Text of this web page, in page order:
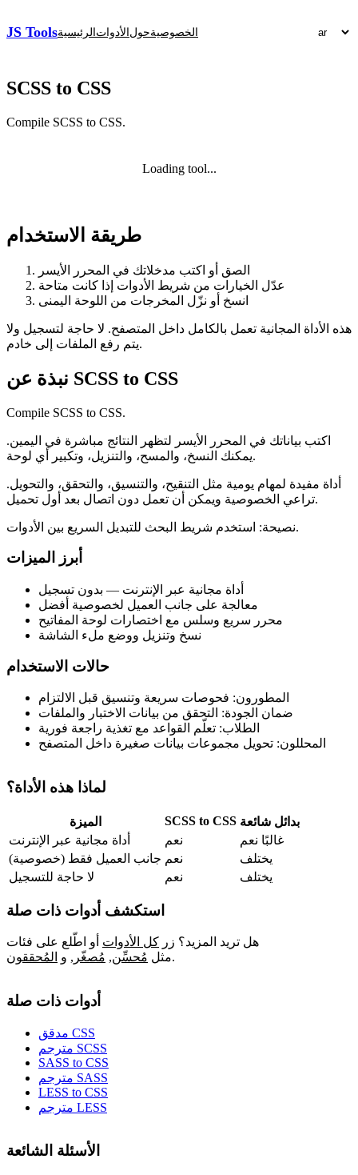
JS Toolsالرئيسية الأدوات حولالخصوصية
SCSS to CSS
Compile SCSS to CSS.
Loading tool...
طريقة الاستخدام
الصق أو اكتب مدخلاتك في المحرر الأيسر
عدّل الخيارات من شريط الأدوات إذا كانت متاحة
انسخ أو نزّل المخرجات من اللوحة اليمنى
هذه الأداة المجانية تعمل بالكامل داخل المتصفح. لا حاجة لتسجيل ولا
يتم رفع الملفات إلى خادم.
نبذة عن SCSS to CSS
Compile SCSS to CSS.
اكتب بياناتك في المحرر الأيسر لتظهر النتائج مباشرة في اليمين.
يمكنك النسخ، والمسح، والتنزيل، وتكبير أي لوحة.
أداة مفيدة لمهام يومية مثل التنقيح، والتنسيق، والتحقق، والتحويل.
تراعي الخصوصية ويمكن أن تعمل دون اتصال بعد أول تحميل.
نصيحة: استخدم شريط البحث للتبديل السريع بين الأدوات.
أبرز الميزات
أداة مجانية عبر الإنترنت — بدون تسجيل
معالجة على جانب العميل لخصوصية أفضل
محرر سريع وسلس مع اختصارات لوحة المفاتيح
نسخ وتنزيل ووضع ملء الشاشة
حالات الاستخدام
المطورون: فحوصات سريعة وتنسيق قبل الالتزام
ضمان الجودة: التحقق من بيانات الاختبار والملفات
الطلاب: تعلّم القواعد مع تغذية راجعة فورية
المحللون: تحويل مجموعات بيانات صغيرة داخل المتصفح
لماذا هذه الأداة؟
الميزة SCSS to CSS بدائل شائعة
أداة مجانية عبر الإنترنت
نعم
غالبًا نعم
جانب العميل فقط (خصوصية) نعم
يختلف
لا حاجة للتسجيل
نعم يختلف
استكشف أدوات ذات صلة
هل تريد المزيد؟ زر كل الأدوات أو اطّلع على فئات
مثل مُحسِّن, مُصغّر , و المُحققون .
أدوات ذات صلة
مدقق CSS
مترجم SCSS
SASS to CSS
مترجم SASS
LESS to CSS
مترجم LESS
الأسئلة الشائعة